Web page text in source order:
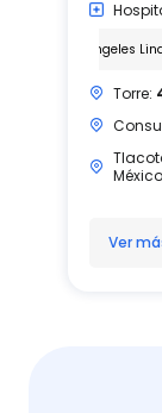
Hospital Angeles
Torre:
Ver